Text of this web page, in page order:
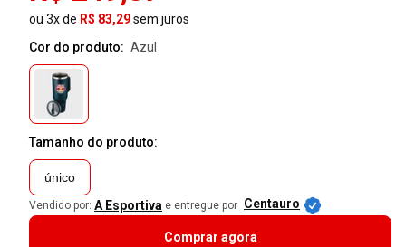
ou 3x de R$ 83,29sem juros
Cor do produto:
azul
Tamanho do produto:
único
Vendido por: A Esportiva e entregue por Centauro
Comprar agora